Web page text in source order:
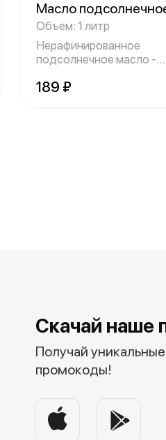
Масло
Объем: 1 литр
Нерафинированное
подсолнечное масло -
189 ₽
Скачай наше
Получай
промокоды!